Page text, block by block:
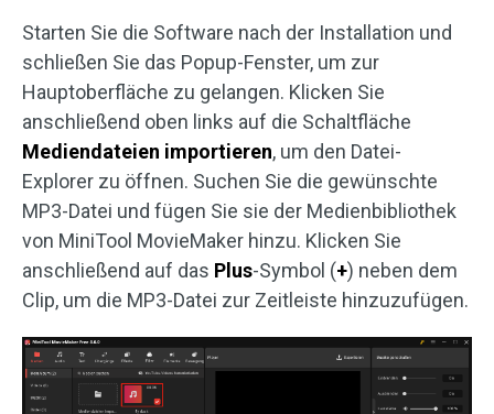
Starten Sie die Software nach der Installation und
schließen Sie das Popup-Fenster, um zur
Hauptoberfläche zu gelangen. Klicken Sie
anschließend oben links auf die Schaltfläche
Mediendateien importieren, um den Datei-
Explorer zu öffnen. Suchen Sie die gewünschte
MP3-Datei und fügen Sie sie der Medienbibliothek
von MiniTool MovieMaker hinzu. Klicken Sie
anschließend auf das Plus-Symbol (+) neben dem
Clip, um die MP3-Datei zur Zeitleiste hinzuzufügen.